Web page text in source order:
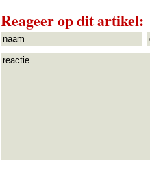
Reageer op dit artikel: